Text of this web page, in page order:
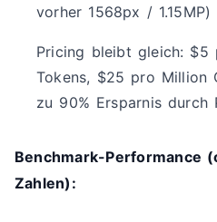
vorher 1568px / 1.15MP)
Pricing bleibt gleich: $5
Tokens, $25 pro Million
zu 90% Ersparnis durch
Benchmark-Performance
Zahlen):